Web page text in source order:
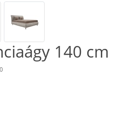
140 cm